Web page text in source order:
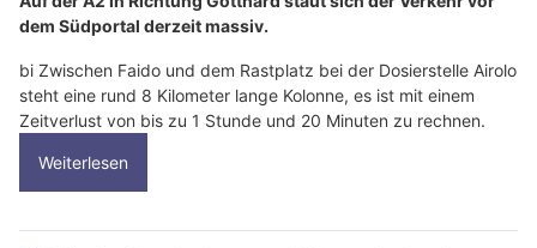
dem Südportal derzeit massiv.
bi Zwischen Faido und dem Rastplatz bei der Dosierstelle Airolo
steht eine rund 8 Kilometer lange Kolonne, es ist mit einem
Zeitverlust von bis zu 1 Stunde und 20 Minuten zu rechnen.
Weiterlesen